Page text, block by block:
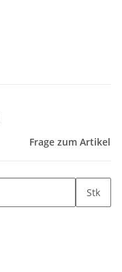
Frage zum Artikel
Stk